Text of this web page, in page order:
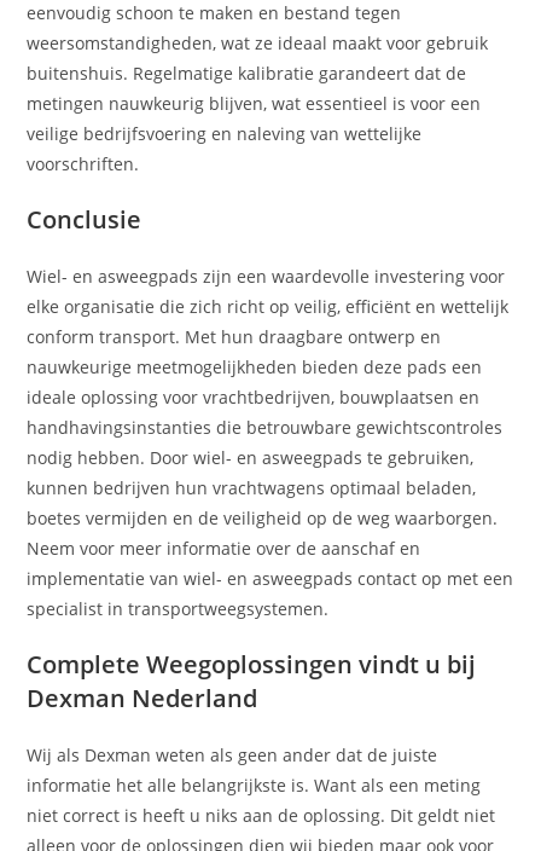
eenvoudig schoon te maken en bestand tegen
weersomstandigheden, wat ze ideaal maakt voor gebruik
buitenshuis. Regelmatige kalibratie garandeert dat de
metingen nauwkeurig blijven, wat essentieel is voor een
veilige bedrijfsvoering en naleving van wettelijke
voorschriften.
Conclusie
Wiel- en asweegpads zijn een waardevolle investering voor
elke organisatie die zich richt op veilig, efficiënt en wettelijk
conform transport. Met hun draagbare ontwerp en
nauwkeurige meetmogelijkheden bieden deze pads een
ideale oplossing voor vrachtbedrijven, bouwplaatsen en
handhavingsinstanties die betrouwbare gewichtscontroles
nodig hebben. Door wiel- en asweegpads te gebruiken,
kunnen bedrijven hun vrachtwagens optimaal beladen,
boetes vermijden en de veiligheid op de weg waarborgen.
Neem voor meer informatie over de aanschaf en
implementatie van wiel- en asweegpads contact op met een
specialist in transportweegsystemen.
Complete Weegoplossingen vindt u bij
Dexman Nederland
Wij als Dexman weten als geen ander dat de juiste
informatie het alle belangrijkste is. Want als een meting
niet correct is heeft u niks aan de oplossing. Dit geldt niet
alleen voor de oplossingen dien wij bieden maar ook voor